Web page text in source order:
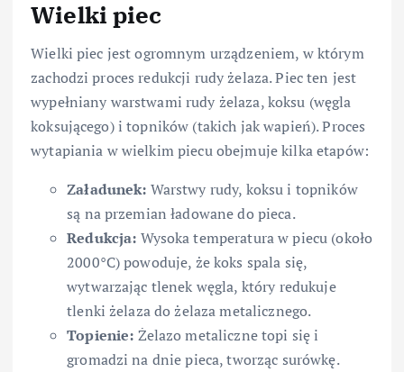
Wielki piec
Wielki piec jest ogromnym urządzeniem, w którym
zachodzi proces redukcji rudy żelaza. Piec ten jest
wypełniany warstwami rudy żelaza, koksu (węgla
koksującego) i topników (takich jak wapień). Proces
wytapiania w wielkim piecu obejmuje kilka etapów:
Załadunek: Warstwy rudy, koksu i topników
są na przemian ładowane do pieca.
Redukcja: Wysoka temperatura w piecu (około
2000°C) powoduje, że koks spala się,
wytwarzając tlenek węgla, który redukuje
tlenki żelaza do żelaza metalicznego.
Topienie: Żelazo metaliczne topi się i
gromadzi na dnie pieca, tworząc surówkę.